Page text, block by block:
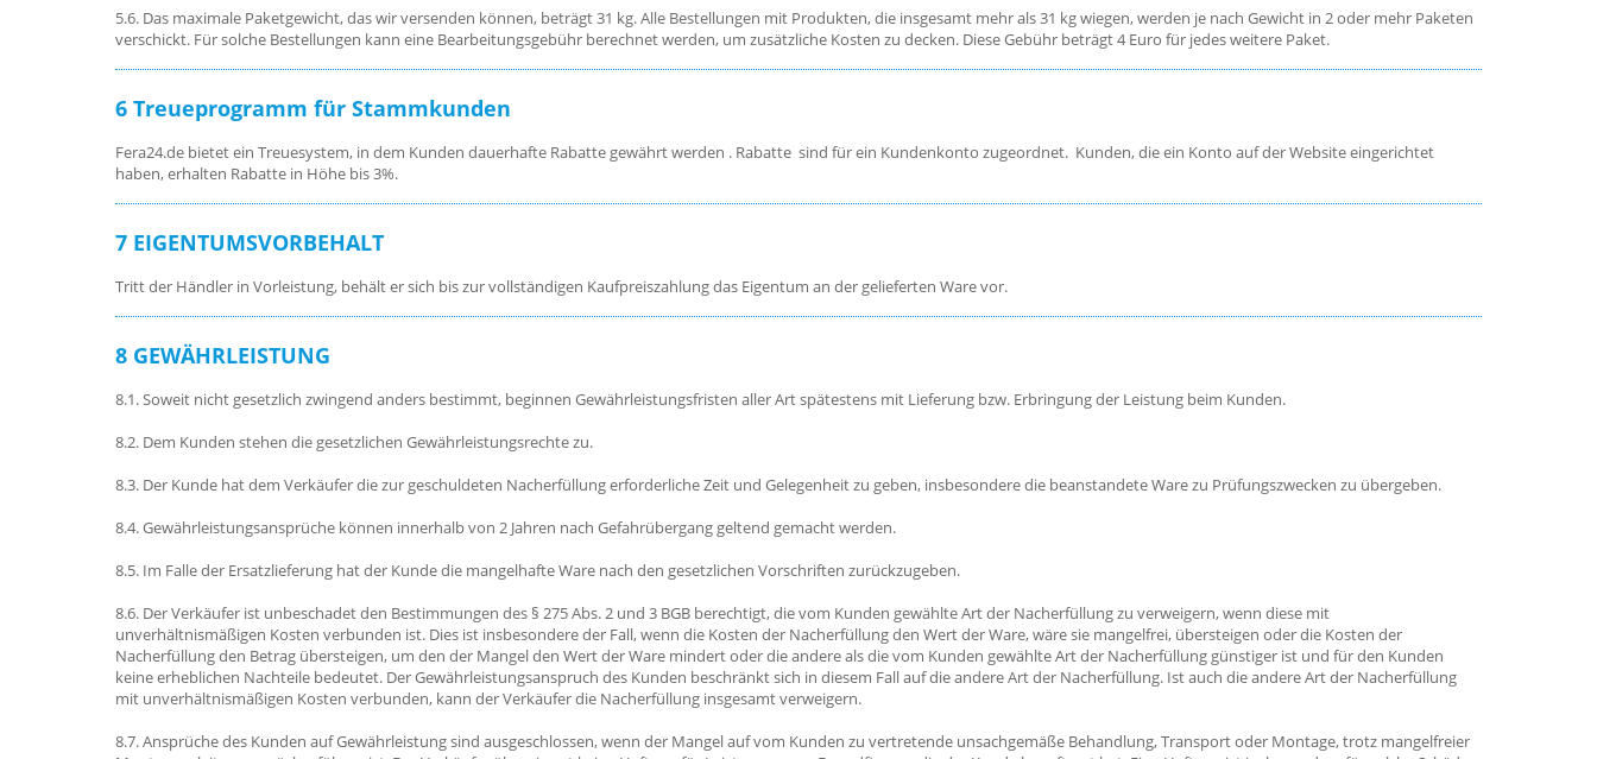
5.6. Das maximale Paketgewicht, das wir versenden können, beträgt 31 kg. Alle Bestellungen mit Produkten, die insgesamt mehr als 31 kg wiegen, werden je nach Gewicht in 2 oder mehr Paketen
verschickt. Für solche Bestellungen kann eine Bearbeitungsgebühr berechnet werden, um zusätzliche Kosten zu decken. Diese Gebühr beträgt 4 Euro für jedes weitere Paket.
6 Treueprogramm für Stammkunden
Fera24.de bietet ein Treuesystem, in dem Kunden dauerhafte Rabatte gewährt werden . Rabatte sind für ein Kundenkonto zugeordnet. Kunden, die ein Konto auf der Website eingerichtet
haben, erhalten Rabatte in Höhe bis 3%.
7 EIGENTUMSVORBEHALT
Tritt der Händler in Vorleistung, behält er sich bis zur vollständigen Kaufpreiszahlung das Eigentum an der gelieferten Ware vor.
8 GEWÄHRLEISTUNG
8.1. Soweit nicht gesetzlich zwingend anders bestimmt, beginnen Gewährleistungsfristen aller Art spätestens mit Lieferung bzw. Erbringung der Leistung beim Kunden.
8.2. Dem Kunden stehen die gesetzlichen Gewährleistungsrechte zu.
8.3. Der Kunde hat dem Verkäufer die zur geschuldeten Nacherfüllung erforderliche Zeit und Gelegenheit zu geben, insbesondere die beanstandete Ware zu Prüfungszwecken zu übergeben.
8.4. Gewährleistungsansprüche können innerhalb von 2 Jahren nach Gefahrübergang geltend gemacht werden.
8.5. Im Falle der Ersatzlieferung hat der Kunde die mangelhafte Ware nach den gesetzlichen Vorschriften zurückzugeben.
8.6. Der Verkäufer ist unbeschadet den Bestimmungen des § 275 Abs. 2 und 3 BGB berechtigt, die vom Kunden gewählte Art der Nacherfüllung zu verweigern, wenn diese mit
unverhältnismäßigen Kosten verbunden ist. Dies ist insbesondere der Fall, wenn die Kosten der Nacherfüllung den Wert der Ware, wäre sie mangelfrei, übersteigen oder die Kosten der
Nacherfüllung den Betrag übersteigen, um den der Mangel den Wert der Ware mindert oder die andere als die vom Kunden gewählte Art der Nacherfüllung günstiger ist und für den Kunden
keine erheblichen Nachteile bedeutet. Der Gewährleistungsanspruch des Kunden beschränkt sich in diesem Fall auf die andere Art der Nacherfüllung. Ist auch die andere Art der Nacherfüllung
mit unverhältnismäßigen Kosten verbunden, kann der Verkäufer die Nacherfüllung insgesamt verweigern.
8.7. Ansprüche des Kunden auf Gewährleistung sind ausgeschlossen, wenn der Mangel auf vom Kunden zu vertretende unsachgemäße Behandlung, Transport oder Montage, trotz mangelfreier